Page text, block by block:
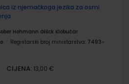
iz njemačkoga jezika za osmi
Hohmann Glšck Klobučar
Registarski broj ministarstva: 7493-
CIJENA: 13,00 €